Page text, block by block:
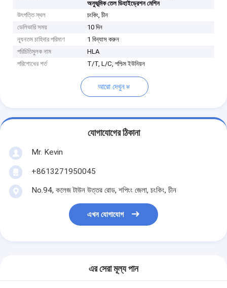
অনুভূমিক তেল ডিহাইড্রেশন মেশিন
উৎপত্তি স্থল
চংকিং, চীন
ডেলিভারি সময়
10 দিন
ন্যূনতম চাহিদার পরিমাণ
1 বিন্যাস করুন
পরিচিতিমুলক নাম
HLA
পরিশোধের শর্ত
T/T, L/C, পশ্চিম ইউনিয়ন
আরো দেখুন
যোগাযোগের ঠিকানা
Mr. Kevin
+8613271950045
No.94, কলেজ টাউন উত্তর রোড, শপিংং জেলা, চংকিং, চীন
এখন যোগাযোগ
এর সেরা মূল্য পান